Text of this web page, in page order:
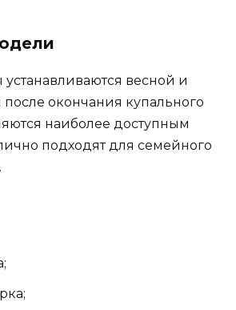
весной и
окончания купального
наиболее доступным
подходят для семейного